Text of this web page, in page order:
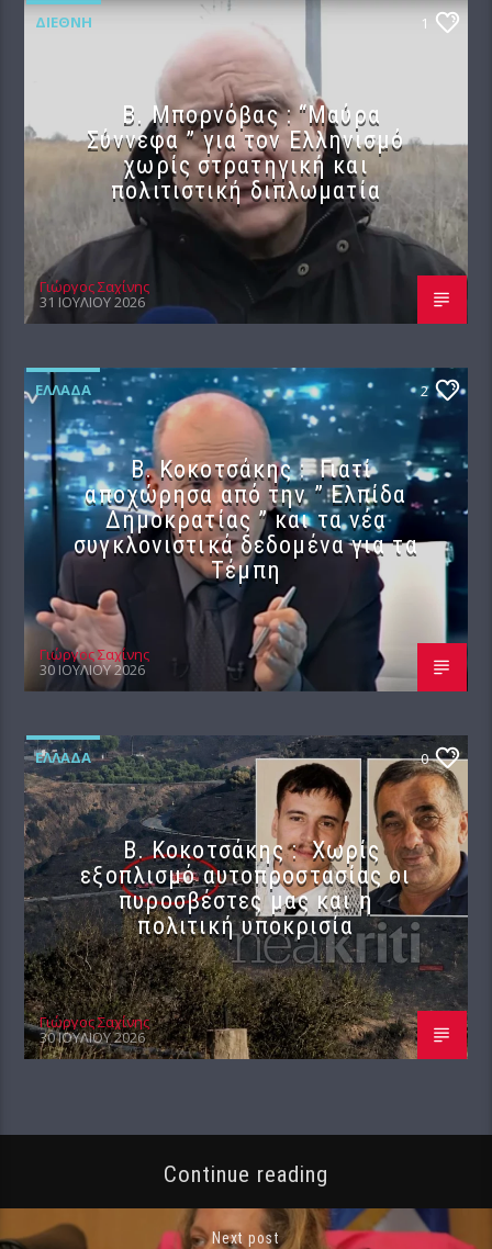
ΔΙΕΘΝΉ 1
B. Μπορνόβας : “Μαύρα
Σύννεφα ” για τον Ελληνισμό
χωρίς στρατηγική και
πολιτιστική διπλωματία
Γιώργος Σαχίνης
31 ΙΟΥΛΊΟΥ 2026
ΕΛΛΆΔΑ 2
Β. Κοκοτσάκης : Γιατί
αποχώρησα από την ” Ελπίδα
Δημοκρατίας ” και τα νέα
συγκλονιστικά δεδομένα για τα
Τέμπη
Γιώργος Σαχίνης
30 ΙΟΥΛΊΟΥ 2026
ΕΛΛΆΔΑ 0
Β. Κοκοτσάκης : Χωρίς
εξοπλισμό αυτοπροστασίας οι
πυροσβέστες μας και η
πολιτική υποκρισία
Γιώργος Σαχίνης
30 ΙΟΥΛΊΟΥ 2026
Continue reading
Next post